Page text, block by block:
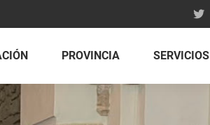
PROVINCIA SERVICIOS